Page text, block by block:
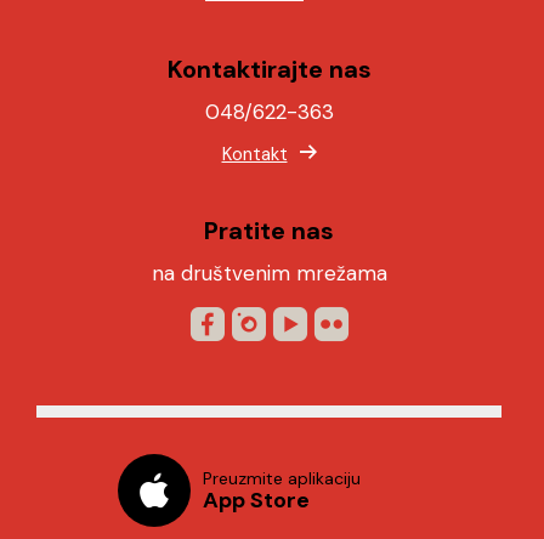
Kontaktirajte nas
048/622-363
Kontakt
Pratite nas
na društvenim mrežama
Preuzmite aplikaciju
App Store